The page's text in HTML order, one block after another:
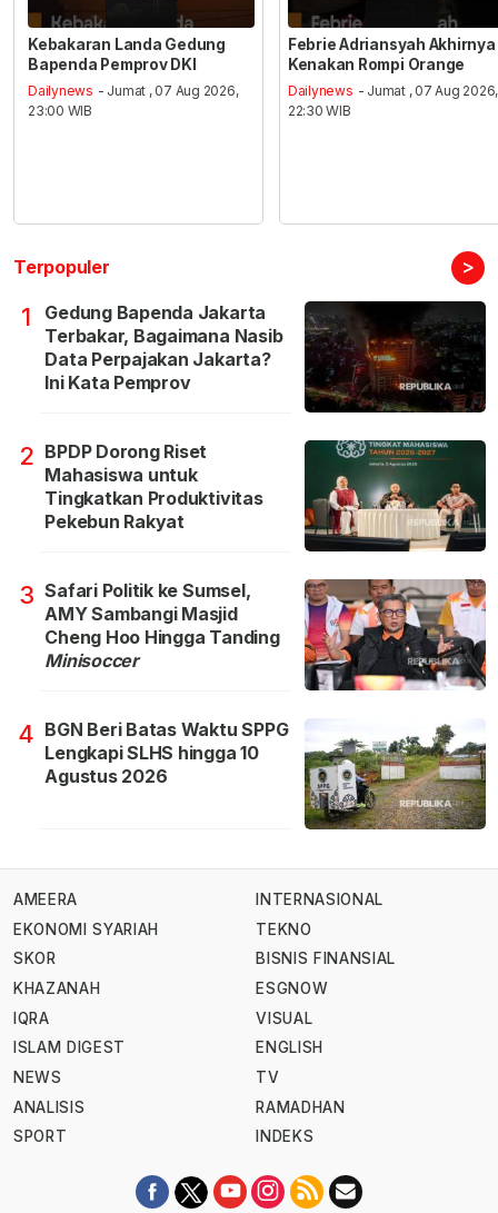
Kebakaran Landa Gedung
Bapenda Pemprov DKI
Dailynews - Jumat , 07 Aug 2026,
23:00 WIB
Febrie Adriansyah Akhirnya
Kenakan Rompi Orange
Dailynews - Jumat , 07 Aug 2026,
22:30 WIB
Terpopuler >
1
Gedung Bapenda Jakarta
Terbakar, Bagaimana Nasib
Data Perpajakan Jakarta?
Ini Kata Pemprov
2 BPDP Dorong Riset
Mahasiswa untuk
Tingkatkan Produktivitas
Pekebun Rakyat
3 Safari Politik ke Sumsel,
AMY Sambangi Masjid
Cheng Hoo Hingga Tanding
Minisoccer
4 BGN Beri Batas Waktu SPPG
Lengkapi SLHS hingga 10
Agustus 2026
AMEERA
EKONOMI SYARIAH
SKOR
KHAZANAH
IQRA
ISLAM DIGEST
NEWS
ANALISIS
SPORT
INTERNASIONAL
TEKNO
BISNIS FINANSIAL
ESGNOW
VISUAL
ENGLISH
TV
RAMADHAN
INDEKS